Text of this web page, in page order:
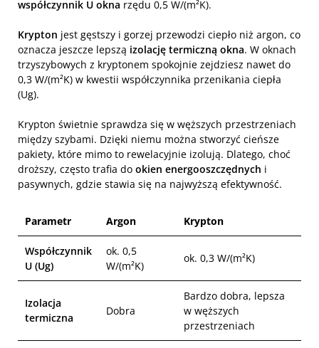
współczynnik U okna rzędu 0,5 W/(m²K).
Krypton jest gęstszy i gorzej przewodzi ciepło niż argon, co
oznacza jeszcze lepszą izolację termiczną okna. W oknach
trzyszybowych z kryptonem spokojnie zejdziesz nawet do
0,3 W/(m²K) w kwestii współczynnika przenikania ciepła
(Ug).
Krypton świetnie sprawdza się w węższych przestrzeniach
między szybami. Dzięki niemu można stworzyć cieńsze
pakiety, które mimo to rewelacyjnie izolują. Dlatego, choć
droższy, często trafia do okien energooszczędnych i
pasywnych, gdzie stawia się na najwyższą efektywność.
Parametr Argon Krypton
Współczynnik
U (Ug)
ok. 0,5
W/(m²K)
ok. 0,3 W/(m²K)
Izolacja
termiczna
Dobra
Bardzo dobra, lepsza
w węższych
przestrzeniach